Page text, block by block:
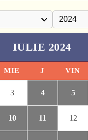
IULIE 2024
MIE J VIN
3 4 5
10 11 12